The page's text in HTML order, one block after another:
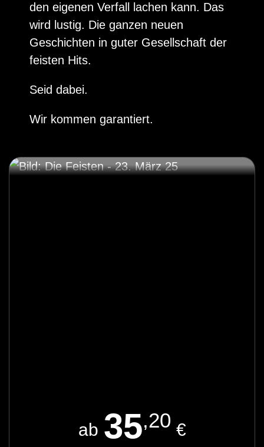
den eigenen Verfall lachen kann. Das
wird lustig. Die ganzen neuen
Geschichten in guter Gesellschaft der
feisten Hits.
Seid dabei.
Wir kommen garantiert.
ab 35,20 €